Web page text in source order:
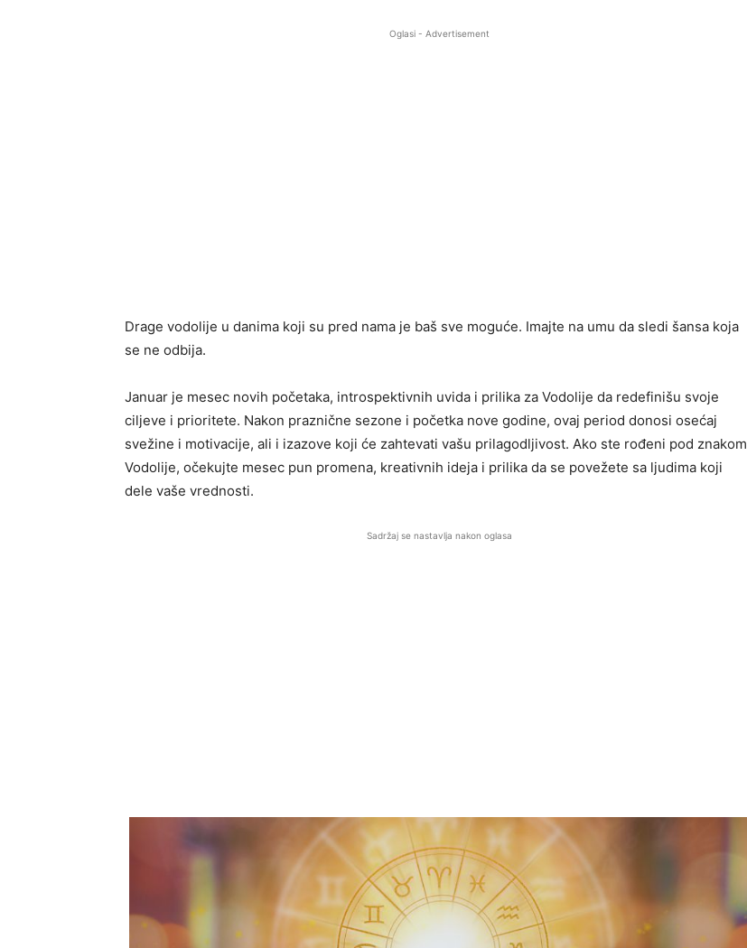
Oglasi - Advertisement
Drage vodolije u danima koji su pred nama je baš sve moguće. Imajte na umu da sledi šansa koja
se ne odbija.
Januar je mesec novih početaka, introspektivnih uvida i prilika za Vodolije da redefinišu svoje
ciljeve i prioritete. Nakon praznične sezone i početka nove godine, ovaj period donosi osećaj
svežine i motivacije, ali i izazove koji će zahtevati vašu prilagodljivost. Ako ste rođeni pod znakom
Vodolije, očekujte mesec pun promena, kreativnih ideja i prilika da se povežete sa ljudima koji
dele vaše vrednosti.
Sadržaj se nastavlja nakon oglasa